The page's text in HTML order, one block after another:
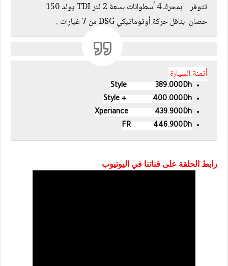
تتوفر بمحرك 4 أسطوانات بسعة 2 لتر TDI يولد 150
حصان بناقل حركة أوتوماتيكي .
أثمنة السيارة
Style
389.000Dh
Style +
400.000Dh
Xperiance
439.900Dh
FR 446.900Dh
رابط الحلقة على قناتنا في اليوتيوب